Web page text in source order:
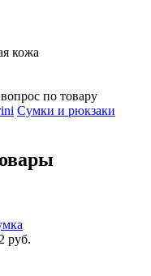
кожа
по товару
Сумки и рюкзаки
руб.